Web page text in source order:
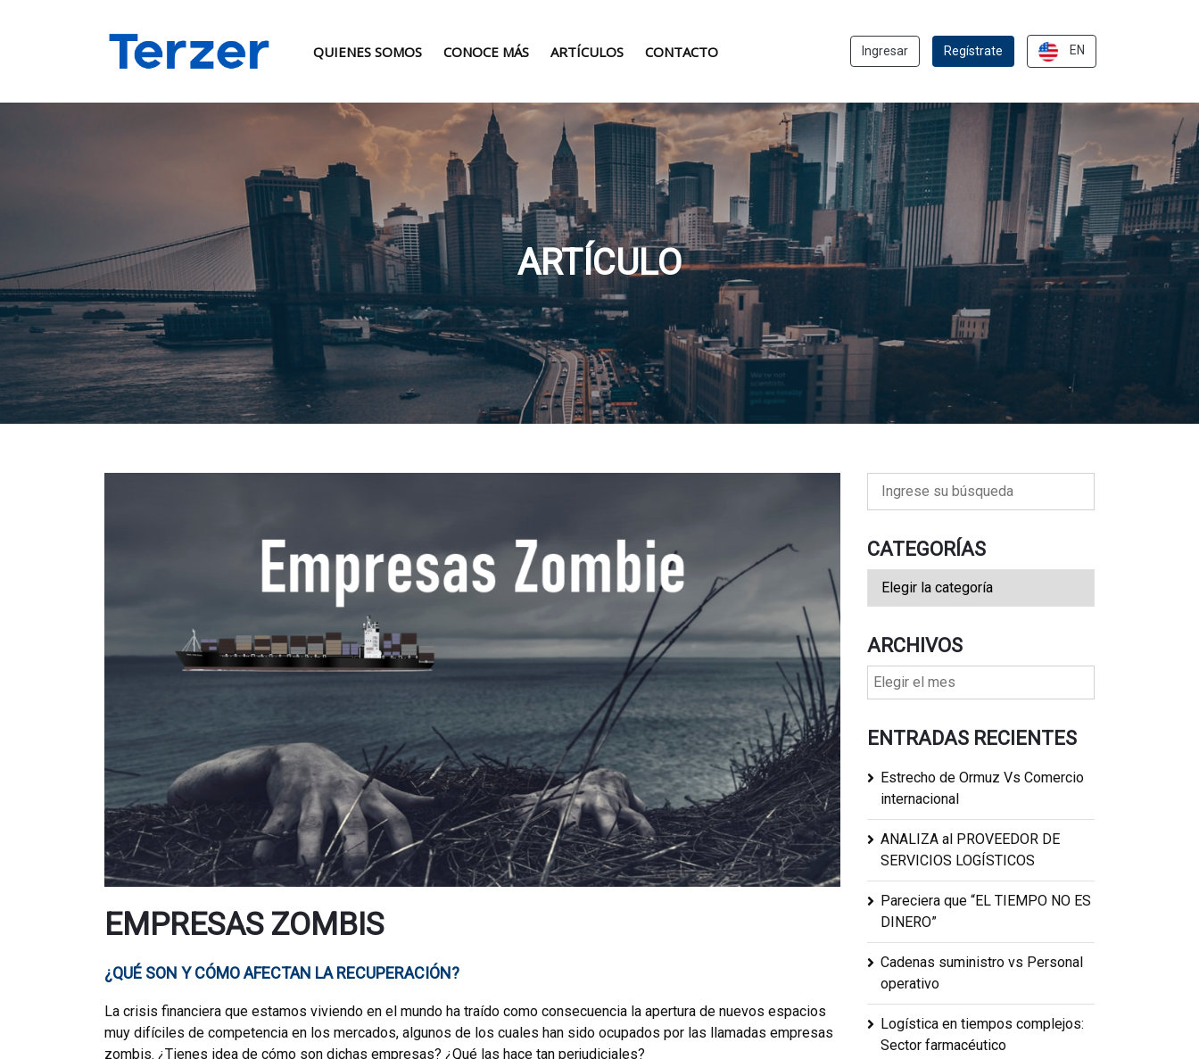
QUIENES SOMOS CONOCE MÁS ARTÍCULOS CONTACTO Ingresar Regístrate EN
ARTÍCULO
EMPRESAS ZOMBIS
¿QUÉ SON Y CÓMO AFECTAN LA RECUPERACIÓN?
La crisis financiera que estamos viviendo en el mundo ha traído como consecuencia la apertura de nuevos espacios
muy difíciles de competencia en los mercados, algunos de los cuales han sido ocupados por las llamadas empresas
zombis. ¿Tienes idea de cómo son dichas empresas? ¿Qué las hace tan perjudiciales?
CATEGORÍAS
ARCHIVOS
ENTRADAS RECIENTES
Estrecho de Ormuz Vs Comercio
internacional
ANALIZA al PROVEEDOR DE
SERVICIOS LOGÍSTICOS
Pareciera que “EL TIEMPO NO ES
DINERO”
Cadenas suministro vs Personal
operativo
Logística en tiempos complejos:
Sector farmacéutico